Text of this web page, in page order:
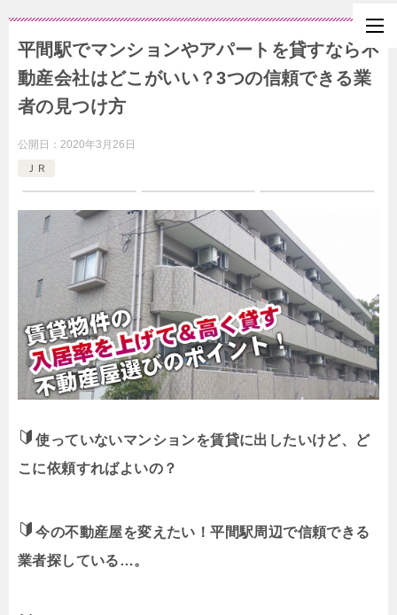
平間駅でマンションやアパートを貸すなら不
動産会社はどこがいい？3つの信頼できる業
者の見つけ方
公開日： 2020年3月26日
ＪＲ
使っていないマンションを賃貸に出したいけど、ど
こに依頼すればよいの？
今の不動産屋を変えたい！平間駅周辺で信頼できる
業者探している…。